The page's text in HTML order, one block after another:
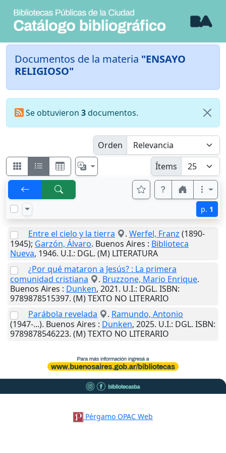
Documentos de la materia "ENSAYO
RELIGIOSO"
Se obtuvieron 3documentos.
Orden
Ítems
p. 1
Entre el cielo y la tierra . Werfel, Franz (1890-
1945); Garzón, Álvaro. Buenos Aires : Biblioteca
Nueva, 1946. U.I.: DGL. (M) LITERATURA
¿Por qué mataron a Jesús? : La primera
comunidad cristiana
. Bruzzone, Mario Enrique.
Buenos Aires : Dunken, 2021. U.I.: DGL. ISBN:
9789878515397. (M) TEXTO NO LITERARIO
Parábola revelada
. Ramundo, Antonio
(1947-...). Buenos Aires : Dunken, 2025. U.I.: DGL. ISBN:
9789878546223. (M) TEXTO NO LITERARIO
Pérgamo OPAC Web